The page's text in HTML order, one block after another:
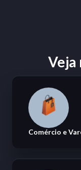
Veja
Comércio e